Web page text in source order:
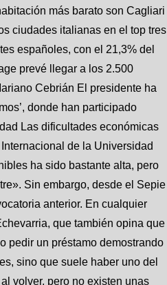
más barato son Cagliari
ciudades italianas en el top tres
españoles, con el 21,3% del
prevé llegar a los 2.500
Cebrián El presidente ha
donde han participado
Las dificultades económicas
de la Universidad
ha sido bastante alta, pero
Sin embargo, desde el Sepie
anterior. En cualquier
que también opina que
pedir un préstamo demostrando
sino que suele haber uno del
volver, pero no existen unas